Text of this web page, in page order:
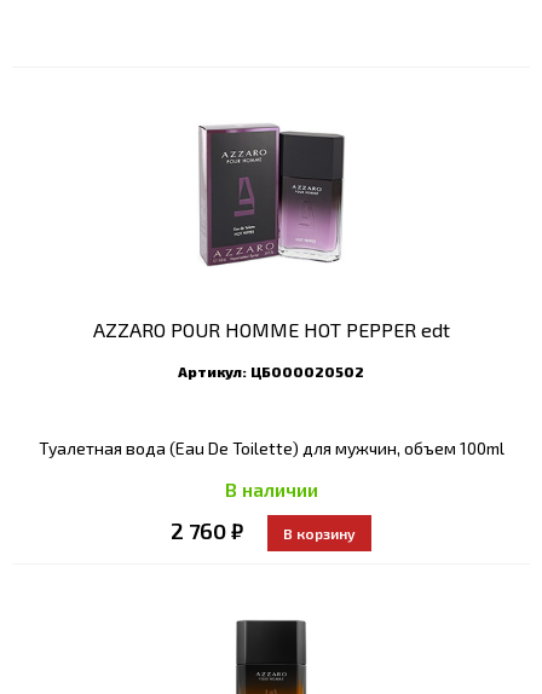
AZZARO POUR HOMME HOT PEPPER edt
Артикул: ЦБ000020502
Туалетная вода (Eau De Toilette) для мужчин, объем 100ml
В наличии
2 760 ₽